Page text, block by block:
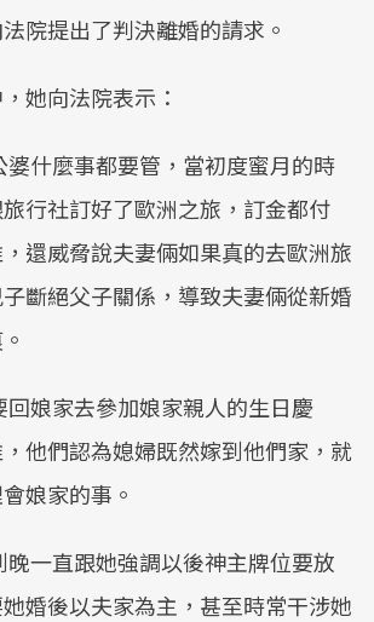
院提出了判決離婚的請求。
她向法院表示：
婆什麼事都要管，當初度蜜月的時
行社訂好了歐洲之旅，訂金都付
還威脅說夫妻倆如果真的去歐洲旅
斷絕父子關係，導致夫妻倆從新婚
回娘家去參加娘家親人的生日慶
他們認為媳婦既然嫁到他們家，就
娘家的事。
晚一直跟她強調以後神主牌位要放
婚後以夫家為主，甚至時常干涉她